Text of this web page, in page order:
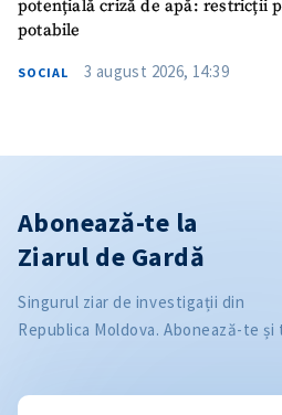
potențială criză de apă: restricții
potabile
SOCIAL 3 august 2026, 14:39
Abonează-te la
Ziarul de Gardă
Singurul ziar de investigații din
Republica Moldova. Abonează-te și